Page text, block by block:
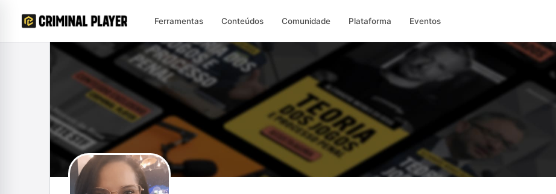
Ferramentas Conteúdos Comunidade Plataforma Eventos